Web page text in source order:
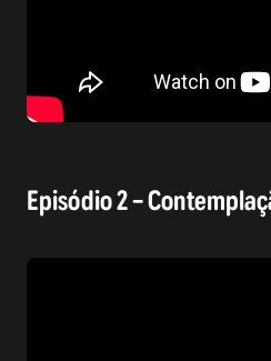
Episódio 2 –